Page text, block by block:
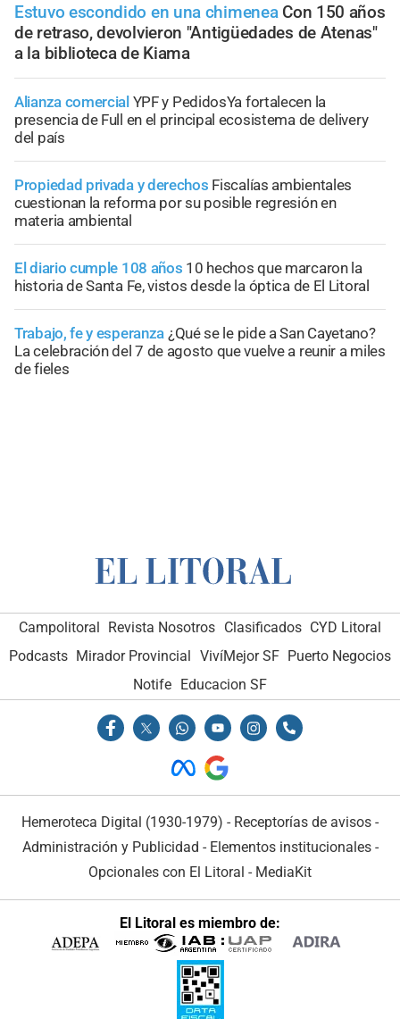
Estuvo escondido en una chimenea Con 150 años
de retraso, devolvieron "Antigüedades de Atenas"
a la biblioteca de Kiama
Alianza comercial YPF y PedidosYa fortalecen la
presencia de Full en el principal ecosistema de delivery
del país
Propiedad privada y derechos Fiscalías ambientales
cuestionan la reforma por su posible regresión en
materia ambiental
El diario cumple 108 años 10 hechos que marcaron la
historia de Santa Fe, vistos desde la óptica de El Litoral
Trabajo, fe y esperanza ¿Qué se le pide a San Cayetano?
La celebración del 7 de agosto que vuelve a reunir a miles
de fieles
Campolitoral Revista Nosotros Clasificados CYD Litoral
Podcasts Mirador Provincial VivíMejor SF Puerto Negocios
Notife Educacion SF
Hemeroteca Digital (1930-1979) - Receptorías de avisos -
Administración y Publicidad - Elementos institucionales-
Opcionales con El Litoral - MediaKit
El Litoral es miembro de: